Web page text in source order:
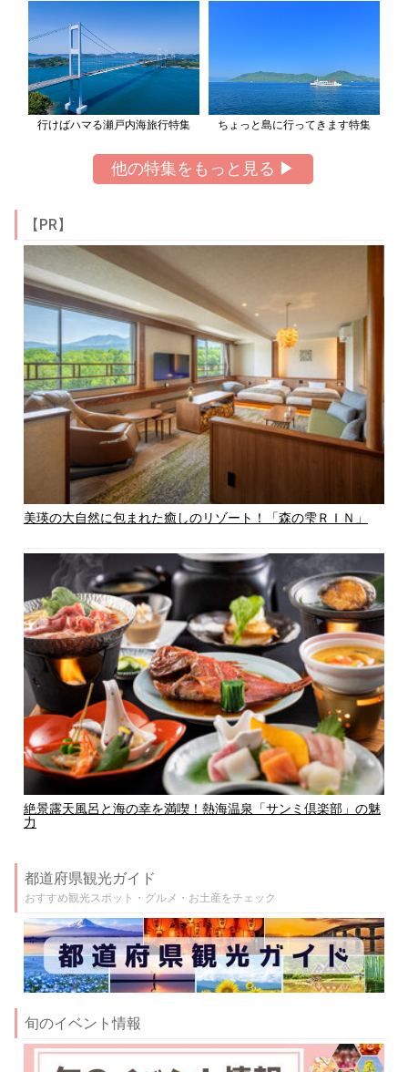
行けばハマる瀬戸内海旅行特集 ちょっと島に行ってきます特集
他の特集をもっと見る ▶
【PR】
美瑛の大自然に包まれた癒しのリゾート！「森の雫ＲＩＮ」
絶景露天風呂と海の幸を満喫！熱海温泉「サンミ倶楽部」の魅
力
都道府県観光ガイド
おすすめ観光スポット・グルメ・お土産をチェック
旬のイベント情報